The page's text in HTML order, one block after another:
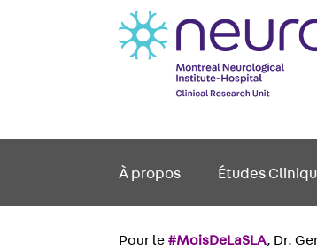
À propos Études
Pour le #MoisDeLaSLA, Dr.